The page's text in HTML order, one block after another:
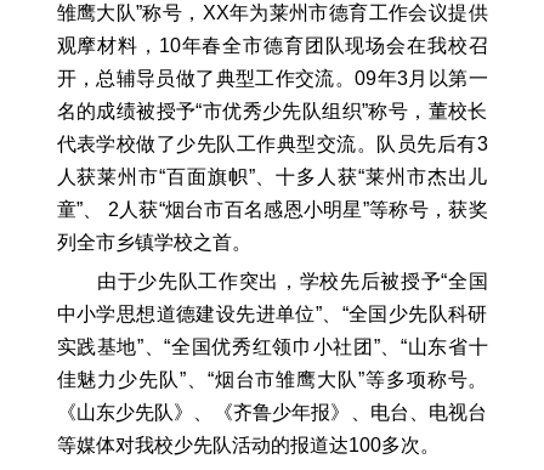
雏鹰大队”称号，XX年为莱州市德育工作会议提供
观摩材料，10年春全市德育团队现场会在我校召
开，总辅导员做了典型工作交流。09年3月以第一
名的成绩被授予“市优秀少先队组织”称号，董校长
代表学校做了少先队工作典型交流。队员先后有3
人获莱州市“百面旗帜”、十多人获“莱州市杰出儿
童”、 2人获“烟台市百名感恩小明星”等称号，获奖
列全市乡镇学校之首。
由于少先队工作突出，学校先后被授予“全国
中小学思想道德建设先进单位”、“全国少先队科研
实践基地”、“全国优秀红领巾小社团”、“山东省十
佳魅力少先队”、“烟台市雏鹰大队”等多项称号。
《山东少先队》、《齐鲁少年报》、电台、电视台
等媒体对我校少先队活动的报道达100多次。